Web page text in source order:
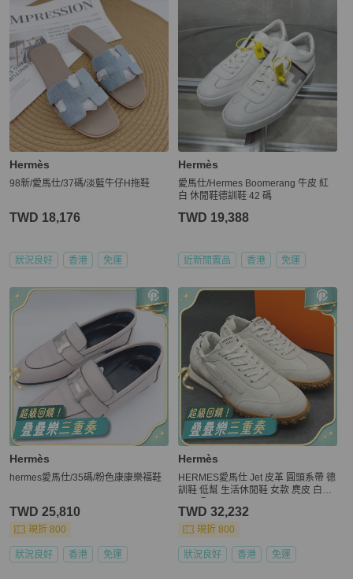
Hermès
98新/愛馬仕/37碼/淡藍牛仔H拖鞋
TWD 18,176
狀況良好 香港 免運
Hermès
愛馬仕/Hermes Boomerang 牛皮 紅
白 休閒鞋德訓鞋 42 碼
TWD 19,388
近新閒置品 香港 免運
Hermès
hermes愛馬仕/35碼/粉色康康樂福鞋
TWD 25,810
現折 800
狀況良好 香港 免運
Hermès
HERMES愛馬仕 Jet 皮革 圓頭系帶 德
訓鞋 低幫 生活休閒鞋 女款 麂皮 白色
TWD 32,232
現折 800
狀況良好 香港 免運